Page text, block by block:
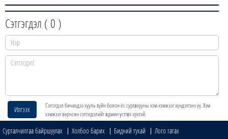
Сэтгэгдэл ( 0 )
Илгээх
Сэтгэгдэл бичихдээ хууль зүйн болон ёс суртахууны хэм хэмжээг хүндэтгэнэ үү. Хэм
хэмжээг зөрчсөн сэтгэгдэлийг админ устгах эрхтэй.
Сурталчилгаа байршуулах Холбоо барих Бидний тухай
Лого татах